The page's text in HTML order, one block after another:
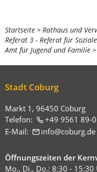
Sie
befinden
sich
Startseite
Rathaus und
Referat 3 - Referat für
Amt für Jugend und Familie
Stadt Coburg
Markt 1, 96450 Coburg
Telefon:
+49 9561 89-0
E-Mail:
info coburg de
Öffnungszeiten der
Mo., Di., Do.: 8:30 - 15:30